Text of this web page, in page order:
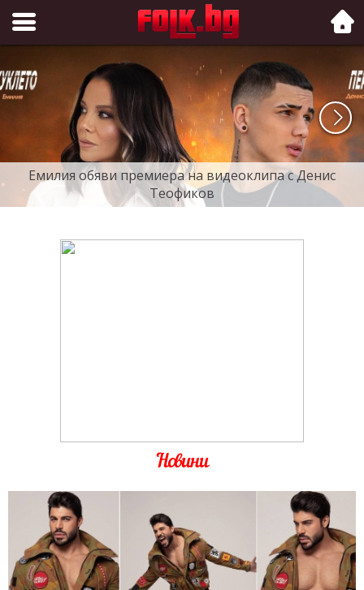
Folk.bg
Емилия обяви премиера на видеоклипа с Денис
Теофиков
Новини